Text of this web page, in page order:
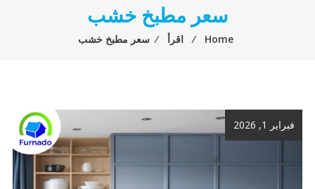
سعر مطبخ خشب
Home
⁄ اقرأ ⁄ سعر مطبخ خشب
فبراير 1, 2026